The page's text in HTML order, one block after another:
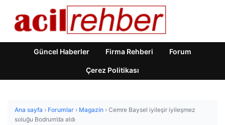
Güncel Haberler Firma Rehberi Forum
Çerez Politikası
Ana sayfa › Forumlar › Magazin › Cemre Baysel iyileşir iyileşmez
soluğu Bodrum’da aldı